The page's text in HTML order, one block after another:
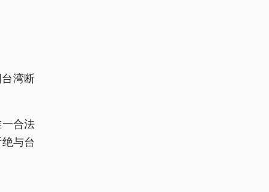
湾断
合法
与台